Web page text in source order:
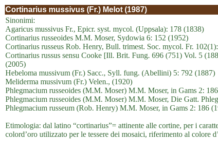
Cortinarius mussivus (Fr.) Melot (1987)
Sinonimi:
Agaricus mussivus Fr., Epicr. syst. mycol. (Uppsala): 178 (1838)
Cortinarius russeoides M.M. Moser, Sydowia 6: 152 (1952)
Cortinarius russeus Rob. Henry, Bull. trimest. Soc. mycol. Fr.
Cortinarius russus sensu Cooke [Ill. Brit. Fung. 696 (751) Vol. 5
(2005)
Hebeloma mussivum (Fr.) Sacc., Syll. fung. (Abellini) 5: 792 (1887)
Meliderma mussivum (Fr.) Velen., (1920)
Phlegmacium russeoides (M.M. Moser) M.M. Moser, in Gams 2:
Phlegmacium russeoides (M.M. Moser) M.M. Moser, Die Gatt.
Phlegmacium russeum (Rob. Henry) M.M. Moser, in Gams 2: 186
Etimologia: dal latino “cortinarius”= attinente alle cortine, per i
colord’oro utilizzato per le tessere dei mosaici, riferimento al colore